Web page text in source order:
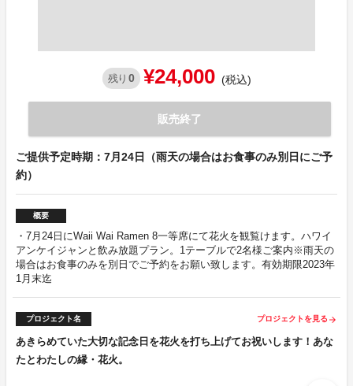
残り 0 ¥24,000 (税込)
販売終了
ご提供予定時期：7月24日（雨天の場合はお食事のみ別日にご予
約）
概要
・7月24日にWaii Wai Ramen 8一等席にて花火を観覧けます。ハワイ
アンケイジャンと飲み放題プラン。1テーブルで2名様ご案内※雨天の
場合はお食事のみを別日でご予約をお願い致します。有効期限2023年
1月末迄
プロジェクト名 プロジェクトを見る arrow_forward
あきらめていた大切な記念日を花火を打ち上げてお祝いします！あな
たとわたしの縁・花火。